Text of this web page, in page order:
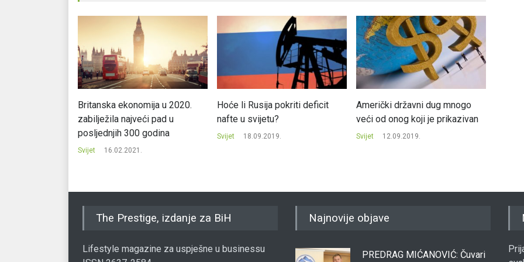
Britanska ekonomija u 2020.
zabilježila najveći pad u
posljednjih 300 godina
Svijet 16.02.2021.
Hoće li Rusija pokriti deficit
nafte u svijetu?
Svijet 18.09.2019.
Američki državni dug mnogo
veći od onog koji je prikazivan
Svijet 12.09.2019.
The Prestige, izdanje za BiH
Lifestyle magazine za uspješne u businessu
Najnovije objave
PREDRAG MIĆANOVIĆ: Čuvari